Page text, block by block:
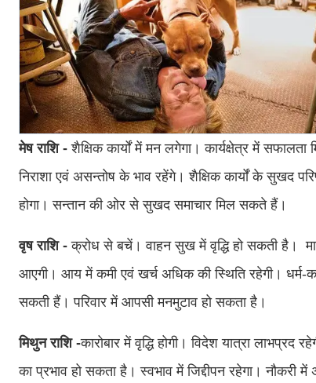
मेष राशि -शैक्षिक कार्यों में मन लगेगा। कार्यक्षेत्र में
निराशा एवं असन्तोष के भाव रहेंगे। शैक्षिक कार्यों के सुखद
होगा। सन्तान की ओर से सुखद समाचार मिल सकते हैं।
वृष राशि -क्रोध से बचें। वाहन सुख में वृद्धि हो सकती है।
आएगी। आय में कमी एवं खर्च अधिक की स्थिति रहेगी। धर्म-
सकती हैं। परिवार में आपसी मनमुटाव हो सकता है।
मिथुन राशि -कारोबार में वृद्धि होगी। विदेश यात्रा
का प्रभाव हो सकता है। स्वभाव में जिद्दीपन रहेगा।